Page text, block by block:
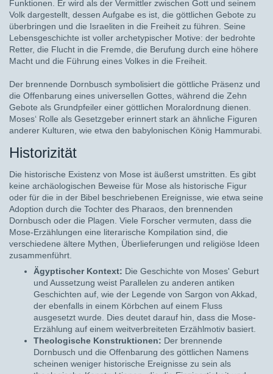
Funktionen. Er wird als der Vermittler zwischen Gott und seinem
Volk dargestellt, dessen Aufgabe es ist, die göttlichen Gebote zu
überbringen und die Israeliten in die Freiheit zu führen. Seine
Lebensgeschichte ist voller archetypischer Motive: der bedrohte
Retter, die Flucht in die Fremde, die Berufung durch eine höhere
Macht und die Führung eines Volkes in die Freiheit.
Der brennende Dornbusch symbolisiert die göttliche Präsenz und
die Offenbarung eines universellen Gottes, während die Zehn
Gebote als Grundpfeiler einer göttlichen Moralordnung dienen.
Moses‘ Rolle als Gesetzgeber erinnert stark an ähnliche Figuren
anderer Kulturen, wie etwa den babylonischen König Hammurabi.
Historizität
Die historische Existenz von Mose ist äußerst umstritten. Es gibt
keine archäologischen Beweise für Mose als historische Figur
oder für die in der Bibel beschriebenen Ereignisse, wie etwa seine
Adoption durch die Tochter des Pharaos, den brennenden
Dornbusch oder die Plagen. Viele Forscher vermuten, dass die
Mose-Erzählungen eine literarische Kompilation sind, die
verschiedene ältere Mythen, Überlieferungen und religiöse Ideen
zusammenführt.
Ägyptischer Kontext: Die Geschichte von Moses' Geburt
und Aussetzung weist Parallelen zu anderen antiken
Geschichten auf, wie der Legende von Sargon von Akkad,
der ebenfalls in einem Körbchen auf einem Fluss
ausgesetzt wurde. Dies deutet darauf hin, dass die Mose-
Erzählung auf einem weitverbreiteten Erzählmotiv basiert.
Theologische Konstruktionen: Der brennende
Dornbusch und die Offenbarung des göttlichen Namens
scheinen weniger historische Ereignisse zu sein als